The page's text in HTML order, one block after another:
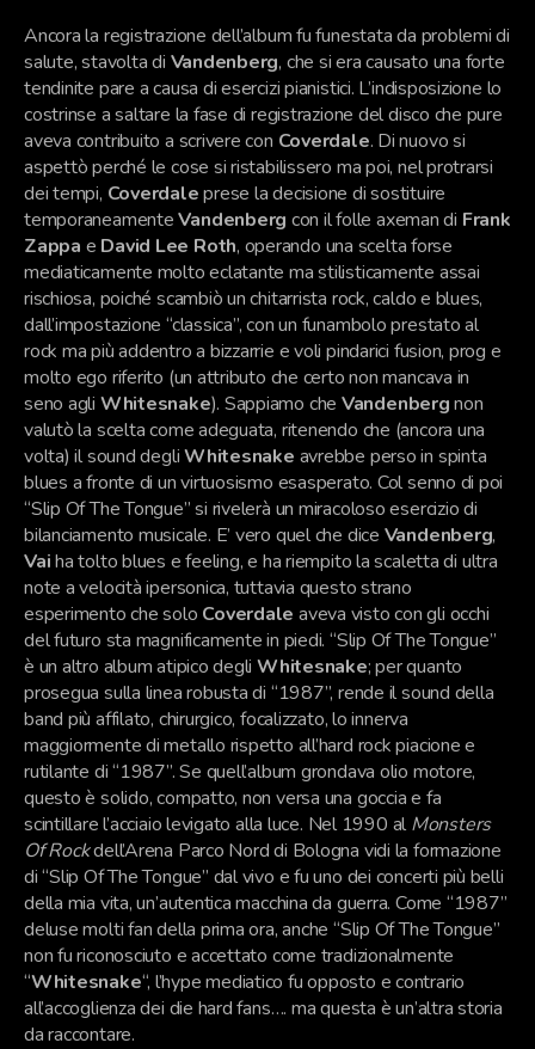
Ancora la registrazione dell’album fu funestata da problemi di
salute, stavolta di Vandenberg, che si era causato una forte
tendinite pare a causa di esercizi pianistici. L’indisposizione lo
costrinse a saltare la fase di registrazione del disco che pure
aveva contribuito a scrivere con Coverdale. Di nuovo si
aspettò perché le cose si ristabilissero ma poi, nel protrarsi
dei tempi, Coverdaleprese la decisione di sostituire
temporaneamenteVandenberg con il folle axeman di Frank
Zappa e David Lee Roth, operando una scelta forse
mediaticamente molto eclatante ma stilisticamente assai
rischiosa, poiché scambiò un chitarrista rock, caldo e blues,
dall’impostazione “classica”, con un funambolo prestato al
rock ma più addentro a bizzarrie e voli pindarici fusion, prog e
molto ego riferito (un attributo che certo non mancava in
seno agli Whitesnake). Sappiamo che Vandenbergnon
valutò la scelta come adeguata, ritenendo che (ancora una
volta) il sound degliWhitesnake avrebbe perso in spinta
blues a fronte di un virtuosismo esasperato. Col senno di poi
“Slip Of The Tongue” si rivelerà un miracoloso esercizio di
bilanciamento musicale. E’ vero quel che dice Vandenberg,
Vaiha tolto blues e feeling, e ha riempito la scaletta di ultra
note a velocità ipersonica, tuttavia questo strano
esperimento che solo Coverdale aveva visto con gli occhi
del futuro sta magnificamente in piedi. “Slip Of The Tongue”
è un altro album atipico degliWhitesnake; per quanto
prosegua sulla linea robusta di “1987”, rende il sound della
band più affilato, chirurgico, focalizzato, lo innerva
maggiormente di metallo rispetto all’hard rock piacione e
rutilante di “1987”. Se quell’album grondava olio motore,
questo è solido, compatto, non versa una goccia e fa
scintillare l’acciaio levigato alla luce. Nel 1990 al Monsters
Of Rockdell’Arena Parco Nord di Bologna vidi la formazione
di “Slip Of The Tongue” dal vivo e fu uno dei concerti più belli
della mia vita, un’autentica macchina da guerra. Come “1987”
deluse molti fan della prima ora, anche “Slip Of The Tongue”
non fu riconosciuto e accettato come tradizionalmente
“Whitesnake“, l’hype mediatico fu opposto e contrario
all’accoglienza dei die hard fans…. ma questa è un’altra storia
da raccontare.